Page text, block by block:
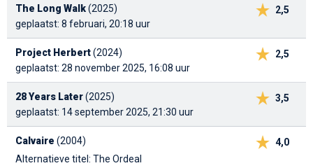
2,5
The Long Walk(2025)
geplaatst: 8 februari, 20:18 uur
2,5
Project Herbert(2024)
geplaatst: 28 november 2025, 16:08 uur
3,5
28 Years Later(2025)
geplaatst: 14 september 2025, 21:30 uur
4,0
Calvaire (2004)
Alternatieve titel: The Ordeal